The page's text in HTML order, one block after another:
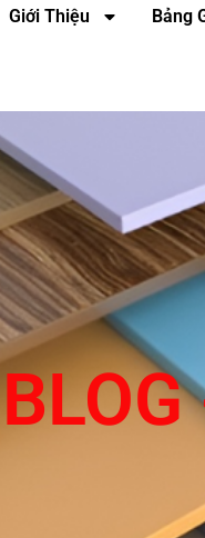
Giới Thiệu Bảng